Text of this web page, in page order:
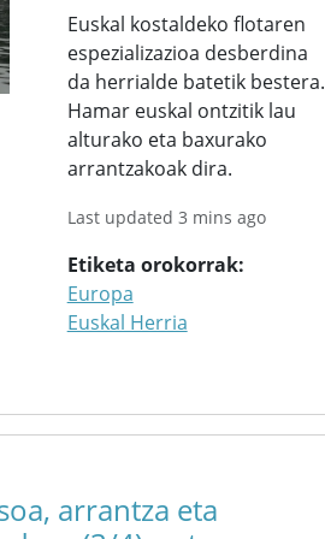
Euskal kostaldeko flotaren
espezializazioa desberdina
da herrialde batetik bestera.
Hamar euskal ontzitik lau
alturako eta baxurako
arrantzakoak dira.
Last updated 3 mins ago
Etiketa orokorrak
Europa
Euskal Herria
arrantza eta